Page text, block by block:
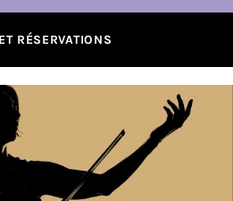
RÉSERVATIONS